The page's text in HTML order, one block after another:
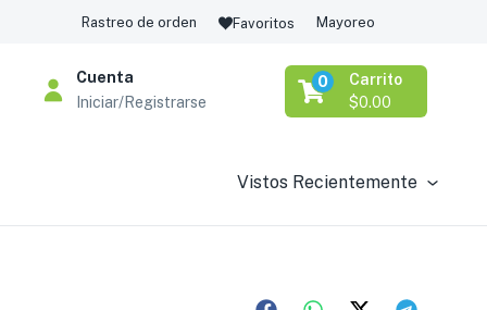
Rastreo de orden Favoritos Mayoreo
Cuenta
Iniciar/Registrarse
Carrito
0
$0.00
Vistos Recientemente